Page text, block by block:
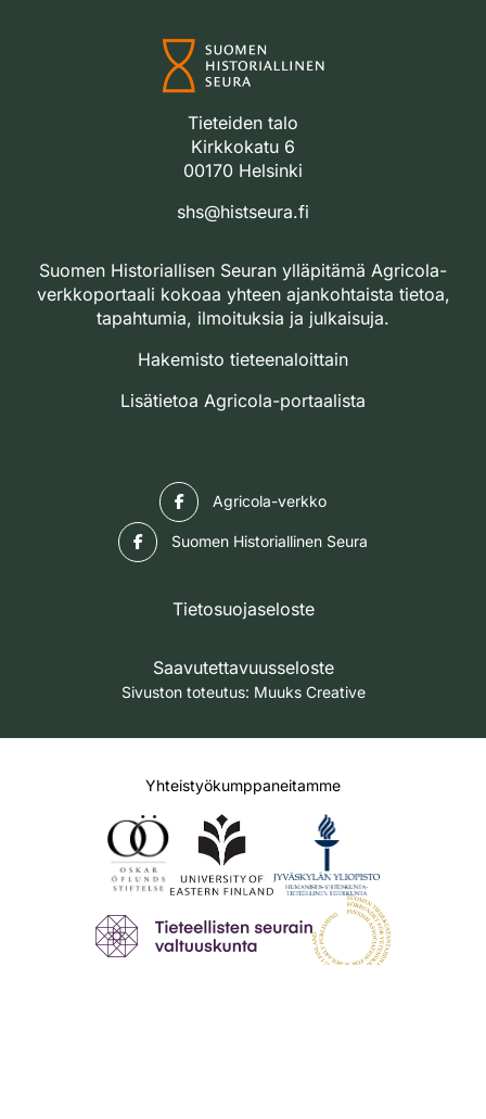
Tieteiden talo
Kirkkokatu 6
00170 Helsinki
shs@histseura.fi
Suomen Historiallisen Seuran ylläpitämä Agricola-
verkkoportaali kokoaa yhteen ajankohtaista tietoa,
tapahtumia, ilmoituksia ja julkaisuja.
Hakemisto tieteenaloittain
Lisätietoa Agricola-portaalista
Agricola-verkko
Suomen Historiallinen Seura
Tietosuojaseloste
Saavutettavuusseloste
Sivuston toteutus: Muuks Creative
Yhteistyökumppaneitamme